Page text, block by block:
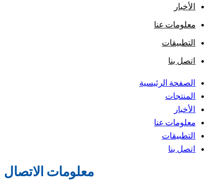
الأخبار
معلومات عنا
التطبيقات
اتصل بنا
الصفحة الرئيسية
المنتجات
الأخبار
معلومات عنا
التطبيقات
اتصل بنا
معلومات الاتصال